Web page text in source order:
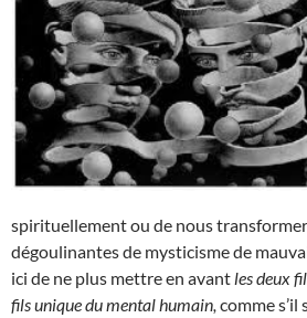
spirituellement ou de nous
dégoulinantes de mysticisme de
ici de ne plus mettre en avant les deux
fils unique du mental humain, comme s’il